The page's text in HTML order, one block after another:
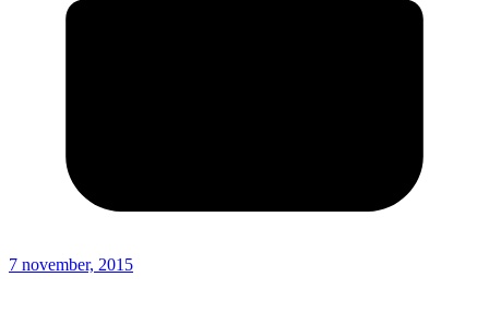
7 november, 2015